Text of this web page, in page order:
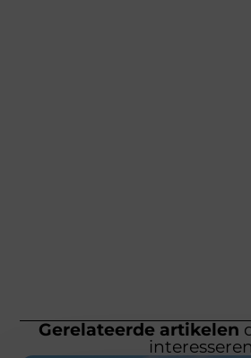
Gerelateerde artikelen
interesseren